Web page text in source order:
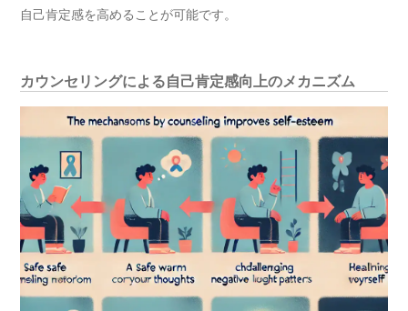
自己肯定感を高めることが可能です。
カウンセリングによる自己肯定感向上のメカニズム